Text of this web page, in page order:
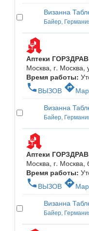
Визанна
Байер,
Аптеки ГОРЗДРАВ
Москва, г. Москва,
Время работы:
phone ВЫЗОВ directions
Визанна
Байер,
Аптеки ГОРЗДРАВ
Москва, г.
Время работы:
phone ВЫЗОВ directions
Визанна
Байер,